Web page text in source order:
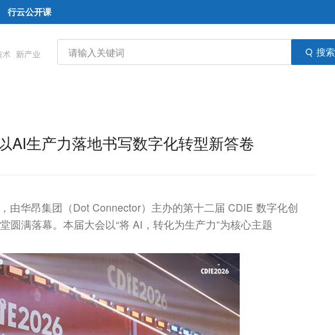
行云公开课
搜索
AI生产力落地书写数字化转型新答卷
由华昂集团（Dot Connector）主办的第十二届 CDIE 数字化创
圆满落幕。本届大会以“将 AI，转化为生产力”为核心主题